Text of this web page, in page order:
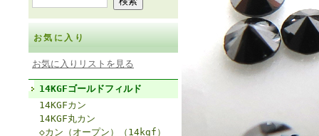
お気に入り
お気に入りリストを見る
14KGFゴールドフィルド
14KGFカン
14KGF丸カン
◇カン（オープン）（14kgf）